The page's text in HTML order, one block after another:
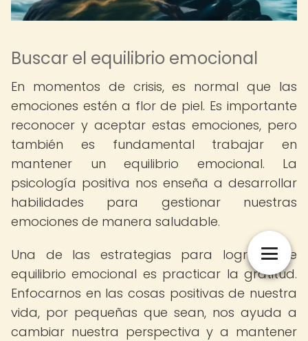
Buscar el equilibrio emocional
En momentos de crisis, es normal que las
emociones estén a flor de piel. Es importante
reconocer y aceptar estas emociones, pero
también es fundamental trabajar en
mantener un equilibrio emocional. La
psicología positiva nos enseña a desarrollar
habilidades para gestionar nuestras
emociones de manera saludable.
Una de las estrategias para lograr este
equilibrio emocional es practicar la gratitud.
Enfocarnos en las cosas positivas de nuestra
vida, por pequeñas que sean, nos ayuda a
cambiar nuestra perspectiva y a mantener